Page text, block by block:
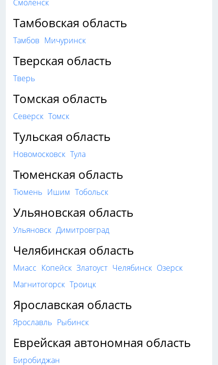
Смоленск
Тамбовская область
Тамбов Мичуринск
Тверская область
Тверь
Томская область
Северск Томск
Тульская область
Новомосковск Тула
Тюменская область
Тюмень Ишим Тобольск
Ульяновская область
Ульяновск Димитровград
Челябинская область
Миасс Копейск Златоуст Челябинск Озерск
Магнитогорск Троицк
Ярославская область
Ярославль Рыбинск
Еврейская автономная область
Биробиджан